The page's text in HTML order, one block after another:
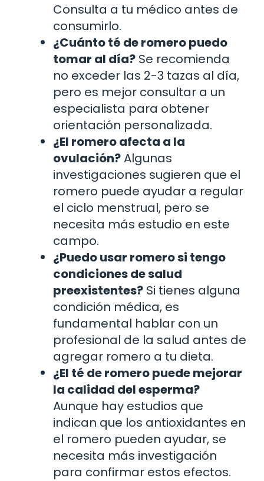
Consulta a tu médico antes de
consumirlo.
¿Cuánto té de romero puedo
tomar al día? Se recomienda
no exceder las 2-3 tazas al día,
pero es mejor consultar a un
especialista para obtener
orientación personalizada.
¿El romero afecta a la
ovulación?Algunas
investigaciones sugieren que el
romero puede ayudar a regular
el ciclo menstrual, pero se
necesita más estudio en este
campo.
¿Puedo usar romero si tengo
condiciones de salud
preexistentes? Si tienes alguna
condición médica, es
fundamental hablar con un
profesional de la salud antes de
agregar romero a tu dieta.
¿El té de romero puede mejorar
la calidad del esperma?
Aunque hay estudios que
indican que los antioxidantes en
el romero pueden ayudar, se
necesita más investigación
para confirmar estos efectos.